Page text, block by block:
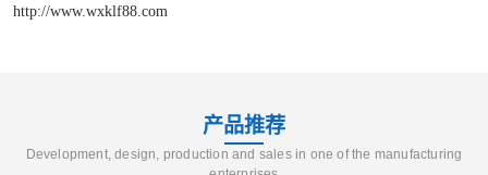
http://www.wxklf88.com
产品推荐
Development, design, production and sales in one of the manufacturing